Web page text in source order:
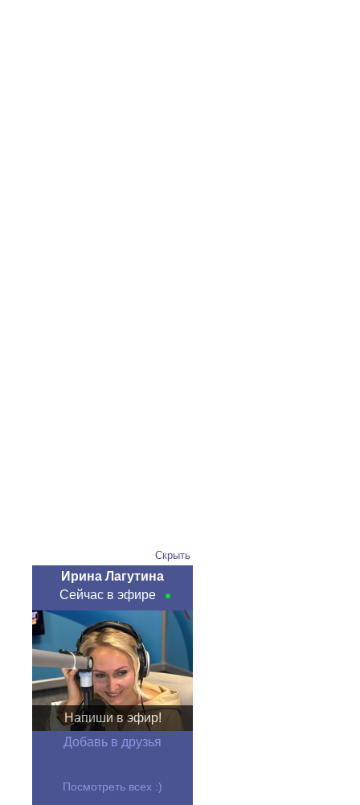
Скрыть
Ирина Лагутина
Сейчас в эфире
Напиши в эфир!
Добавь в друзья
Посмотреть всех :)